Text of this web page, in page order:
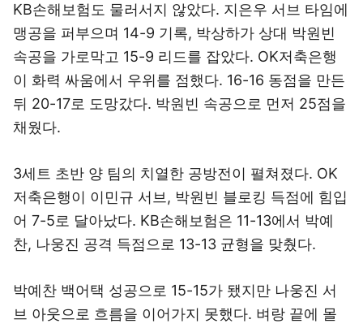
KB손해보험도 물러서지 않았다. 지은우 서브 타임에
맹공을 퍼부으며 14-9 기록, 박상하가 상대 박원빈
속공을 가로막고 15-9 리드를 잡았다. OK저축은행
이 화력 싸움에서 우위를 점했다. 16-16 동점을 만든
뒤 20-17로 도망갔다. 박원빈 속공으로 먼저 25점을
채웠다.
3세트 초반 양 팀의 치열한 공방전이 펼쳐졌다. OK
저축은행이 이민규 서브, 박원빈 블로킹 득점에 힘입
어 7-5로 달아났다. KB손해보험은 11-13에서 박예
찬, 나웅진 공격 득점으로 13-13 균형을 맞췄다.
박예찬 백어택 성공으로 15-15가 됐지만 나웅진 서
브 아웃으로 흐름을 이어가지 못했다. 벼랑 끝에 몰